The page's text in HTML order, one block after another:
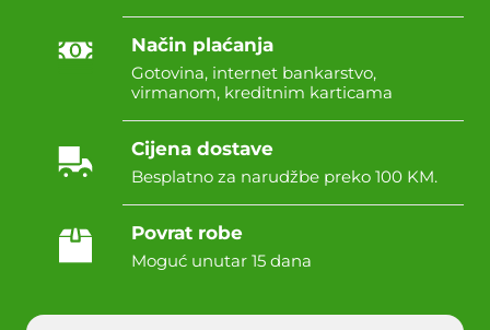
Način plaćanja
Gotovina, internet bankarstvo,
virmanom, kreditnim karticama
Cijena dostave
Besplatno za narudžbe preko 100 KM.
Povrat robe
Moguć unutar 15 dana